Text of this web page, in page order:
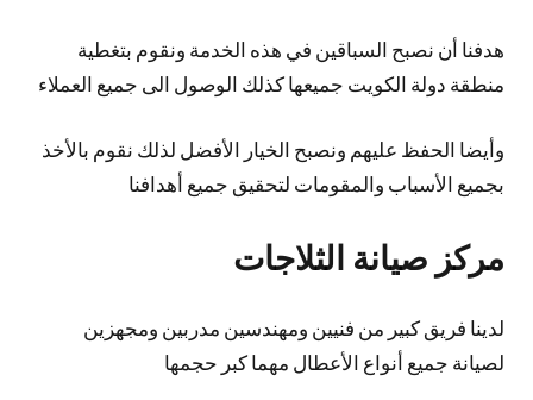
هدفنا أن نصبح السباقين في هذه الخدمة ونقوم بتغطية
منطقة دولة الكويت جميعها كذلك الوصول الى جميع العملاء
وأيضا الحفظ عليهم ونصبح الخيار الأفضل لذلك نقوم بالأخذ
بجميع الأسباب والمقومات لتحقيق جميع أهدافنا
مركز صيانة الثلاجات
لدينا فريق كبير من فنيين ومهندسين مدربين ومجهزين
لصيانة جميع أنواع الأعطال مهما كبر حجمها